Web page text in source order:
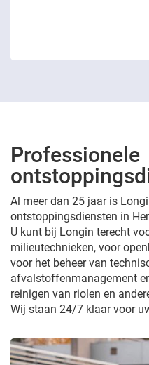
Professionele
Al meer dan 25 jaar is
ontstoppingsdiensten in
U kunt bij Longin terecht
milieutechnieken, voor
voor het beheer van
afvalstoffenmanagement
reinigen van riolen en
Wij staan 24/7 klaar voor